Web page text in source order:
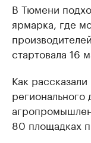
В Тюмени
ярмарка, где
стартовала 16
Как
регионального
80 площадках